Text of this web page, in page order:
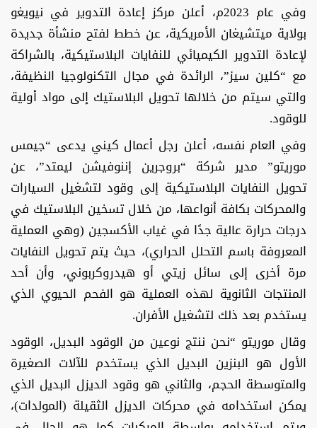
وفي عام 2023م، أعلن مركز إعادة التدوير في نيويغو
بولاية ميتشيغان الأمريكية، عن خطط لفتح منشأة جديدة
لإعادة التدوير الكيميائي للنفايات البلاستيكية، بالشراكة
مع “كلين سيز”، الرائدة في مجال التكنولوجيا النظيفة،
والتي سيتم من خلالها تحويل البلاستيك إلى مواد أولية
للوقود.
وفي العام نفسه، أعلن رجل أعمال كيني يدعى “جيمس
موريتو” مدير شركة “بروجرين إننوفيشن ليمتد”، عن
تحويل النفايات البلاستيكية إلى وقود لتشغيل السيارات
والمحركات بكافة أنواعها، من خلال تسخين البلاستيك في
درجات حرارة عالية جدًا في غياب الأكسجين (وهي العملية
المعروفة باسم التحلل الحراري)، حيث يتم تحويل النفايات
مرة أخرى إلى سائل زيتي أو هيدروكربوني، وأن أحد
المنتجات الثانوية لهذه العملية هو الفحم الحيوي الذي
يستخدم بعد ذلك لتشغيل الأفران.
وقال موريتو “نحن ننتج نوعين من الوقود البديل، الوقود
الأول هو البنزين البديل الذي يستخدم للآلات الصغيرة
والمتوسطة الحجم، والثاني هو وقود الديزل البديل الذي
يمكن استخدامه في محركات الديزل الثقيلة (المولدات)،